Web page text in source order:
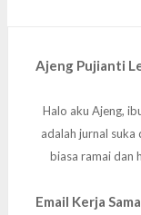
Ajeng Pujianti
Halo aku Ajeng,
adalah jurnal suka
biasa ramai dan
Email Kerja